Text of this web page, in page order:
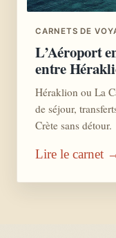
CARNETS DE
L’Aéroport
entre
Héraklion ou La
de séjour,
Crète sans détour.
Lire le carnet